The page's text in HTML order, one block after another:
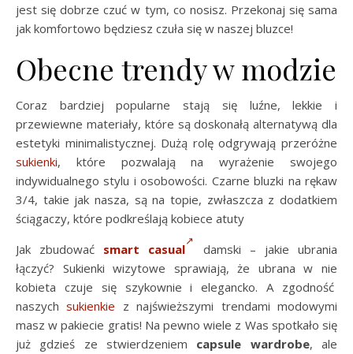
jest się dobrze czuć w tym, co nosisz. Przekonaj się sama
jak komfortowo będziesz czuła się w naszej bluzce!
Obecne trendy w modzie
Coraz bardziej popularne stają się luźne, lekkie i
przewiewne materiały, które są doskonałą alternatywą dla
estetyki minimalistycznej. Dużą rolę odgrywają przeróżne
sukienki, które pozwalają na wyrażenie swojego
indywidualnego stylu i osobowości. Czarne bluzki na rękaw
3/4, takie jak nasza, są na topie, zwłaszcza z dodatkiem
ściągaczy, które podkreślają kobiece atuty
Jak zbudować smart casual
damski – jakie ubrania
łączyć? Sukienki wizytowe sprawiają, że ubrana w nie
kobieta czuje się szykownie i elegancko. A zgodność
naszychsukienkie z najświeższymi trendami modowymi
masz w pakiecie gratis! Na pewno wiele z Was spotkało się
już gdzieś ze stwierdzeniem capsule wardrobe, ale